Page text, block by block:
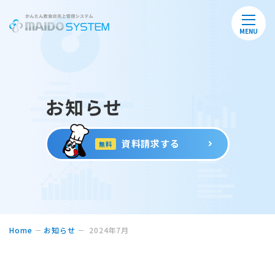
MENU
お知らせ
無料 資料請求する
Home お知らせ 2024年7月